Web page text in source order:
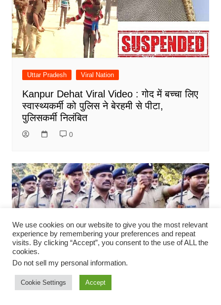
Uttar Pradesh Viral Nation
Kanpur Dehat Viral Video : गोद में बच्चा लिए
स्वास्थ्यकर्मी को पुलिस ने बेरहमी से पीटा,
पुलिसकर्मी निलंबित
0
Career Uttar Pradesh
We use cookies on our website to give you the most relevant
experience by remembering your preferences and repeat
visits. By clicking “Accept”, you consent to the use of ALL the
cookies.
Do not sell my personal information.
Cookie Settings Accept